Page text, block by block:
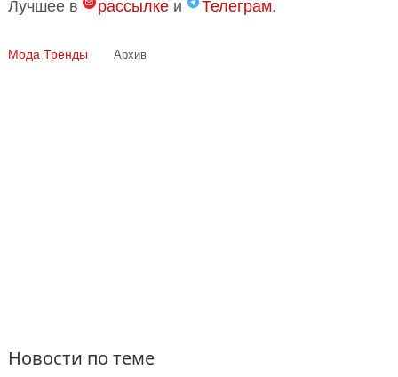
Лучшее в
рассылке и Телеграм.
Мода Тренды Архив
Новости по теме